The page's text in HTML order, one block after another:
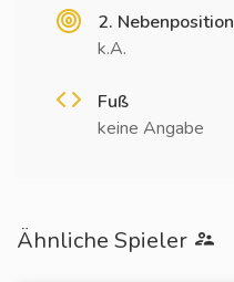
2. Nebenposition
k.A.
Fuß
keine Angabe
Ähnliche Spieler